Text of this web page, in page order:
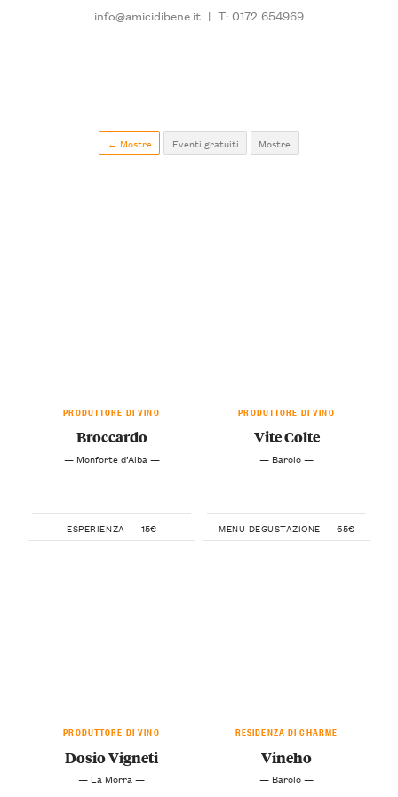
info@amicidibene.it | T: 0172 654969
← Mostre Eventi gratuiti Mostre
PRODUTTORE DI VINO
Broccardo
— Monforte d’Alba —
ESPERIENZA — 15€
PRODUTTORE DI VINO
Vite Colte
— Barolo —
MENU DEGUSTAZIONE — 65€
PRODUTTORE DI VINO
Dosio Vigneti
— La Morra —
RESIDENZA DI CHARME
Vineho
— Barolo —